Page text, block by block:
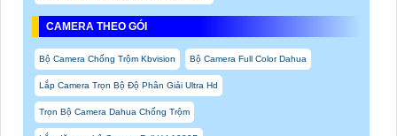
CAMERA THEO GÓI
Bộ Camera Chống Trộm Kbvision Bộ Camera Full Color Dahua
Lắp Camera Trọn Bộ Độ Phân Giải Ultra Hd
Trọn Bộ Camera Dahua Chống Trộm